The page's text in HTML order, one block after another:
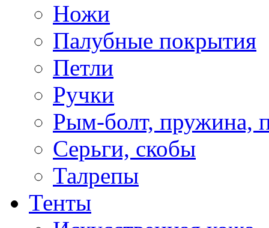
Ножи
Палубные покрытия
Петли
Ручки
Рым-болт, пружина,
Серьги, скобы
Талрепы
Тенты